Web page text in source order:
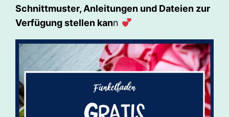
Schnittmuster, Anleitungen und Dateien zur
Verfügung stellen kann